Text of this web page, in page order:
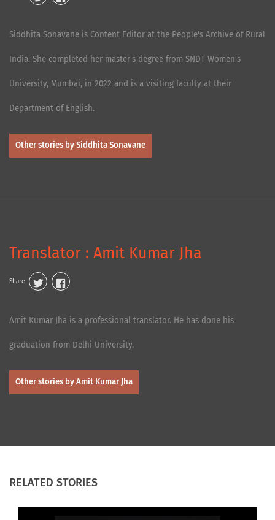
Siddhita Sonavane is Content Editor at the People's Archive of Rural
India. She completed her master's degree from SNDT Women's
University, Mumbai, in 2022 and is a visiting faculty at their
Department of English.
Other stories by Siddhita Sonavane
Translator : Amit Kumar Jha
Share
Amit Kumar Jha is a professional translator. He has done his
graduation from Delhi University.
Other stories by Amit Kumar Jha
RELATED STORIES